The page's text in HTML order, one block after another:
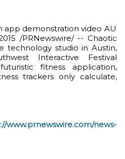
AU
/PRNewswire/ -- Chaotic
technology studio in Austin,
Interactive Festival
fitness application,
trackers only calculate,
www.prnewswire.com/news-